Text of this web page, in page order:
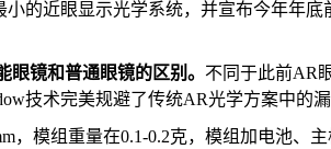
的近眼显示光学系统，并宣布今年年
眼镜和普通眼镜的区别 。 不同于此前AR
技术完美规避了传统AR光学方案中的
，模组重量在0.1-0.2克，模组加电池